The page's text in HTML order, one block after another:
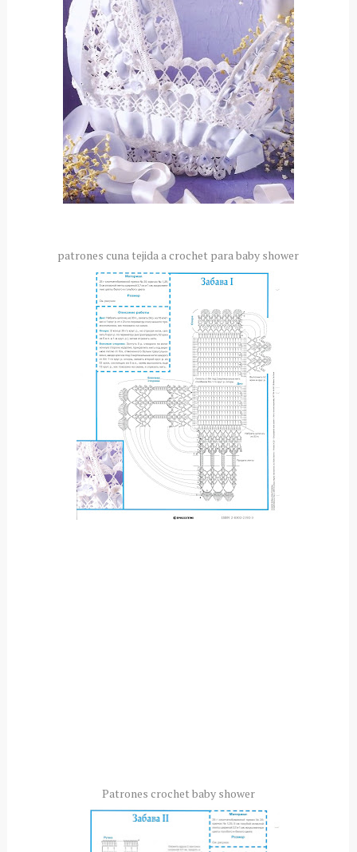
patrones cuna tejida acrochet parababy shower
Patrones crochet baby shower